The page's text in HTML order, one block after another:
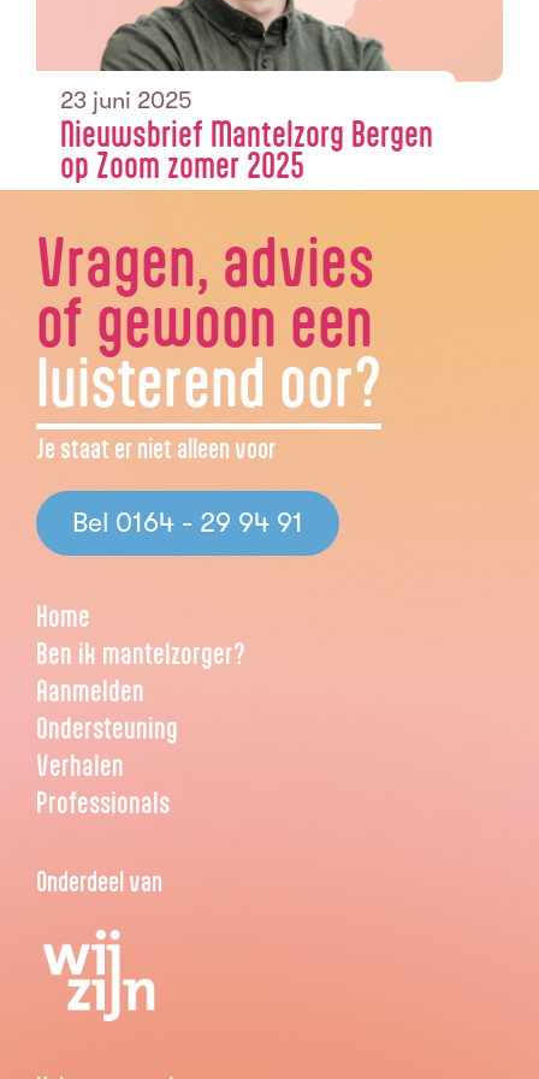
23 juni 2025
Nieuwsbrief Mantelzorg Bergen
op Zoom zomer 2025
Vragen, advies
of gewoon een
luisterend oor?
Je staat er niet alleen voor
Bel 0164 - 29 94 91
Home
Ben ik mantelzorger?
Aanmelden
Ondersteuning
Verhalen
Professionals
Onderdeel van